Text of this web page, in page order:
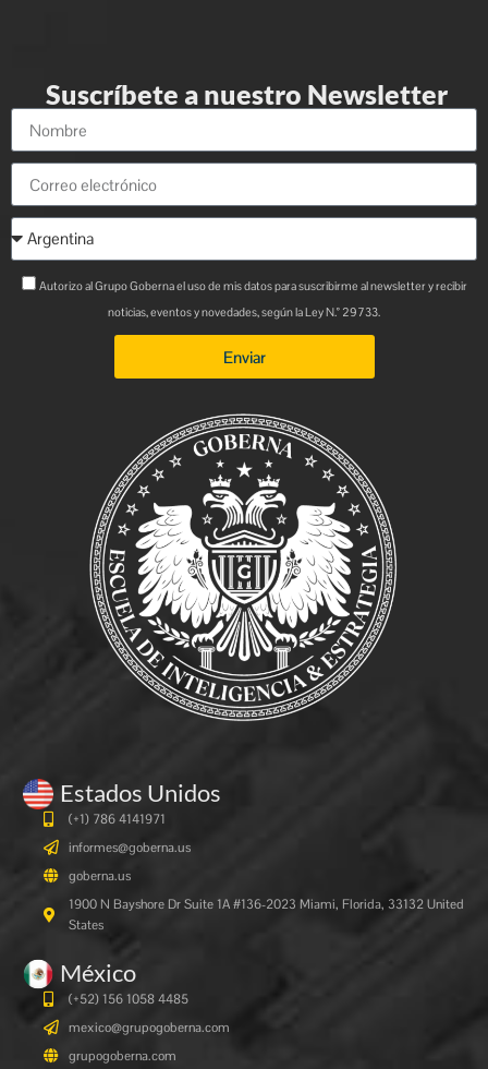
Suscríbete a nuestro Newsletter
Autorizo al Grupo Goberna el uso de mis datos para suscribirme al newsletter y recibir
noticias, eventos y novedades, según la Ley N.° 29733.
Enviar
Estados Unidos
(+1) 786 4141971
informes@goberna.us
goberna.us
1900 N Bayshore Dr Suite 1A #136-2023 Miami, Florida, 33132 United
States
México
(+52) 156 1058 4485
mexico@grupogoberna.com
grupogoberna.com